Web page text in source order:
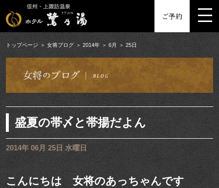
ご予約
トップページ 女将ブログ 2014年 6月 25日
盛夏の帯〆と帯揚だよん
2014年 06月 25日 水曜日
こんにちは 女将のあっちゃんです